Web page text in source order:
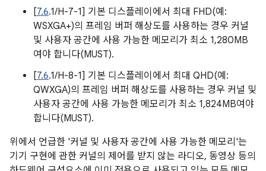
[7.6.1/H-7-1] 기본 디스플레이에서 최대 FHD(예:
WSXGA+)의 프레임 버퍼 해상도를 사용하는 경우 커널
및 사용자 공간에 사용 가능한 메모리가 최소 1,280MB
여야 합니다(MUST).
[7.6.1/H-8-1] 기본 디스플레이에서 최대 QHD(예:
QWXGA)의 프레임 버퍼 해상도를 사용하는 경우 커널 및
사용자 공간에 사용 가능한 메모리가 최소 1,824MB여야
합니다(MUST).
위에서 언급한 '커널 및 사용자 공간에 사용 가능한 메모리'는
기기 구현에 관한 커널의 제어를 받지 않는 라디오, 동영상 등의